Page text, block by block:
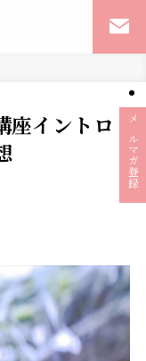
メルマガ登録
座イントロ